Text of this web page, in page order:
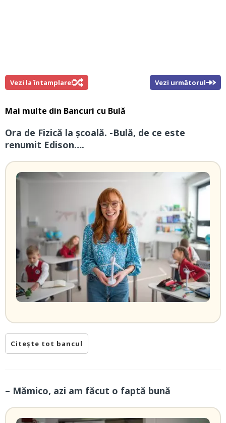
Vezi la întamplare! Vezi următorul
Mai multe din Bancuri cu Bulă
Ora de Fizică la școală. -Bulă, de ce este
renumit Edison….
Citește tot bancul
– Mămico, azi am făcut o faptă bună